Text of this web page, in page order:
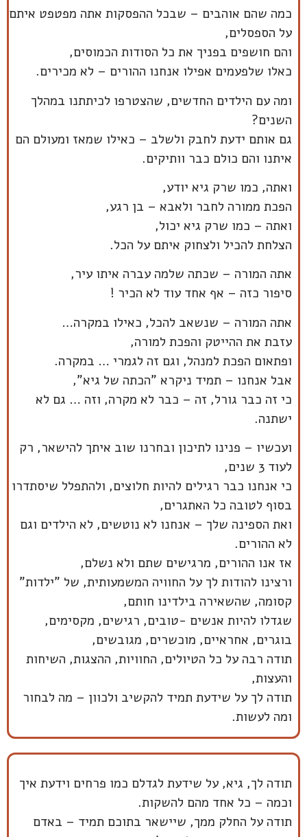
כמה שהם אוהבים – שבכל ההפסקות אתה מפטפט איתם
על הספסלים,
והם חושפים בפניך את כל הסודות הכמוסים,
כאלו שלפעמים אפילו אנחנו ההורים – לא מכירים.
ומה עם הילדים החדשים, שהצטרפו לכיתתנו במהלך
השנים?
גם אותם ידעת לחבק ולשלב – כאילו שמאז ומעולם הם
איתנו והם כולם כבר וותיקים.
ואתה, כמו שרק גיא יודע,
הפכת ממורה לחבר ולאבא – בן רגע,
ואתה – כמו שרק גיא יכול,
הצלחת להכיל ולצחוק איתם על הכל.
אתה המורה – שכתה שלמה עברה איתו עיר,
סיפור כזה – אף אחד עוד לא הכיר !
אתה המורה – שנשאב להכל, כאילו במקרה…
עזבת את ההייטק והפכת למורה,
ופתאום הפכת למנהל, וגם זה לגמרי … במקרה.
אבל אנחנו – תמיד ניקרא "הכתה של גיא",
כי זה כבר גורל, זה – כבר לא מקרה, וזה … גם לא
ישתנה.
ועכשיו – פנינו לתיכון ובחרנו שוב איתך להישאר, רק
לעוד 3 שנים,
כי אנחנו כבר רגילים להיות חלוצים, ולהתפלל שיסתדרו
בסוף לטובה כל האתגרים,
ואת הספינה שלך – אנחנו לא נוטשים, לא הילדים וגם
לא ההורים.
אז אנו ההורים, מרגישים שתם ולא נשלם,
ורצינו להודות לך על החוויה המשמעותית, של "ילדות"
קסומה, שהשאירה בילדינו חותם,
שגדלו להיות אנשים -טובים, רגישים, מקסימים,
בוגרים, אחראיים, מוכשרים, מגובשים,
תודה רבה על כל הטיולים, החוויות, ההצגות, השיחות
והעצות,
תודה לך על שידעת תמיד להקשיב ולכוון – מה לבחור
ומה לעשות.
תודה לך, גיא, על שידעת לגדלם כמו פרחים וידעת איך
וכמה – כל אחד מהם להשקות.
תודה על החלק ממך, שיישאר בתוכם תמיד – באדם